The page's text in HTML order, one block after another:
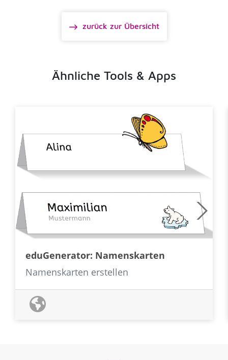
zurück zur Übersicht
Ähnliche Tools & Apps
eduGenerator: Namenskarten
Namenskarten erstellen